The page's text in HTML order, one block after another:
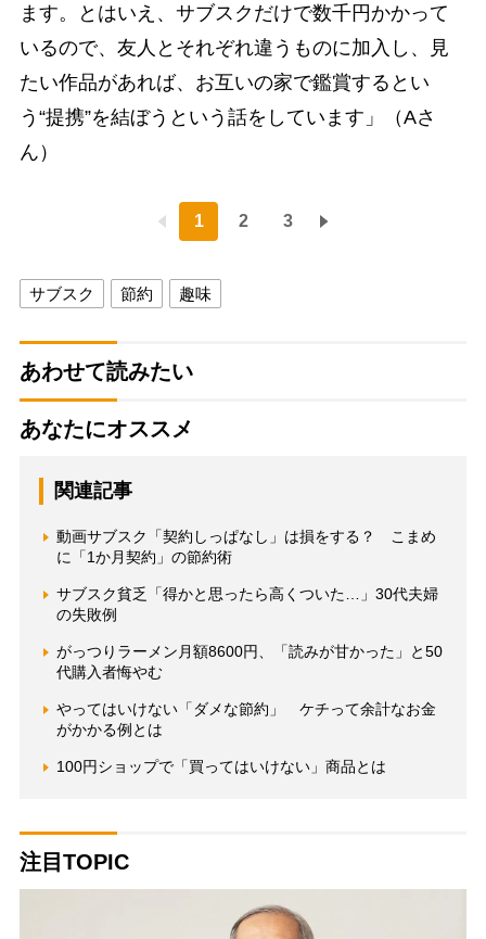
ます。とはいえ、サブスクだけで数千円かかって
いるので、友人とそれぞれ違うものに加入し、見
たい作品があれば、お互いの家で鑑賞するとい
う“提携”を結ぼうという話をしています」（Aさ
ん）
1 2 3
サブスク 節約 趣味
あわせて読みたい
あなたにオススメ
関連記事
動画サブスク「契約しっぱなし」は損をする？ こまめ
に「1か月契約」の節約術
サブスク貧乏「得かと思ったら高くついた…」30代夫婦
の失敗例
がっつりラーメン月額8600円、「読みが甘かった」と50
代購入者悔やむ
やってはいけない「ダメな節約」 ケチって余計なお金
がかかる例とは
100円ショップで「買ってはいけない」商品とは
注目TOPIC